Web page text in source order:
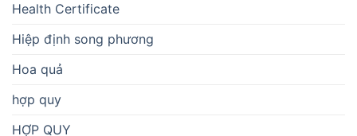
Health Certificate
Hiệp định song phương
Hoa quả
hợp quy
HỢP QUY